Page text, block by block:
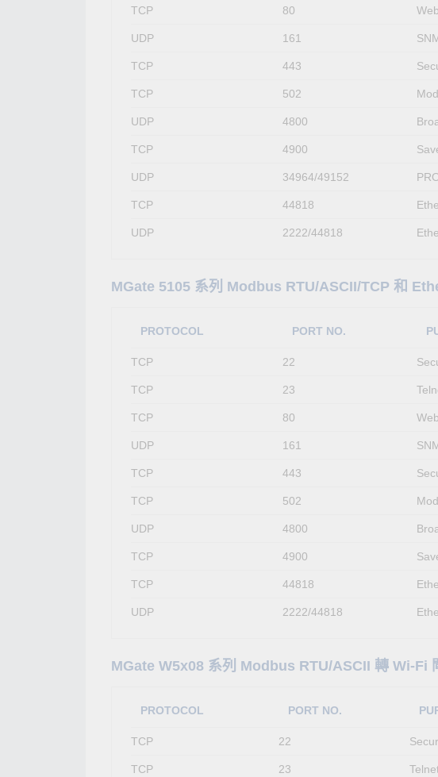
TCP 80
UDP 161
TCP 443
TCP 502
UDP 4800
TCP 4900
UDP 34964/49152
TCP 44818
UDP 2222/44818
MGate 5105 系列 Modbus RTU/ASCII/TCP 和
PROTOCOL PORT NO.
TCP 22
TCP 23
TCP 80
UDP 161
TCP 443
TCP 502
UDP 4800
TCP 4900
TCP 44818
UDP 2222/44818
MGate W5x08 系列 Modbus RTU/ASCII 轉 Wi-Fi
PROTOCOL PORT NO.
TCP 22
TCP 23